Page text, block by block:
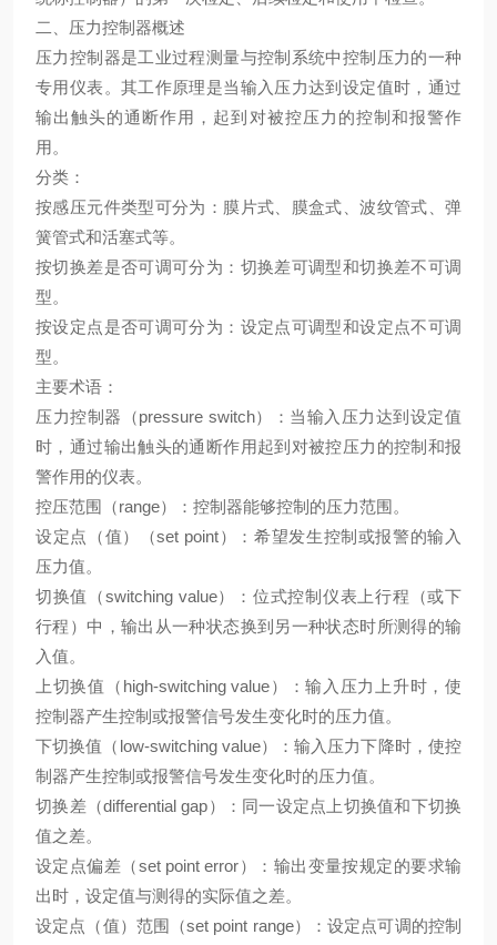
二、压力控制器概述
压力控制器是工业过程测量与控制系统中控制压力的一种
专用仪表。其工作原理是当输入压力达到设定值时，通过
输出触头的通断作用，起到对被控压力的控制和报警作
用。
分类：
按感压元件类型可分为：膜片式、膜盒式、波纹管式、弹
簧管式和活塞式等。
按切换差是否可调可分为：切换差可调型和切换差不可调
型。
按设定点是否可调可分为：设定点可调型和设定点不可调
型。
主要术语：
压力控制器（pressure switch）：当输入压力达到设定值
时，通过输出触头的通断作用起到对被控压力的控制和报
警作用的仪表。
控压范围（range）：控制器能够控制的压力范围。
设定点（值）（set point）：希望发生控制或报警的输入
压力值。
切换值（switching value）：位式控制仪表上行程（或下
行程）中，输出从一种状态换到另一种状态时所测得的输
入值。
上切换值（high-switching value）：输入压力上升时，使
控制器产生控制或报警信号发生变化时的压力值。
下切换值（low-switching value）：输入压力下降时，使控
制器产生控制或报警信号发生变化时的压力值。
切换差（differential gap）：同一设定点上切换值和下切换
值之差。
设定点偏差（set point error）：输出变量按规定的要求输
出时，设定值与测得的实际值之差。
设定点（值）范围（set point range）：设定点可调的控制